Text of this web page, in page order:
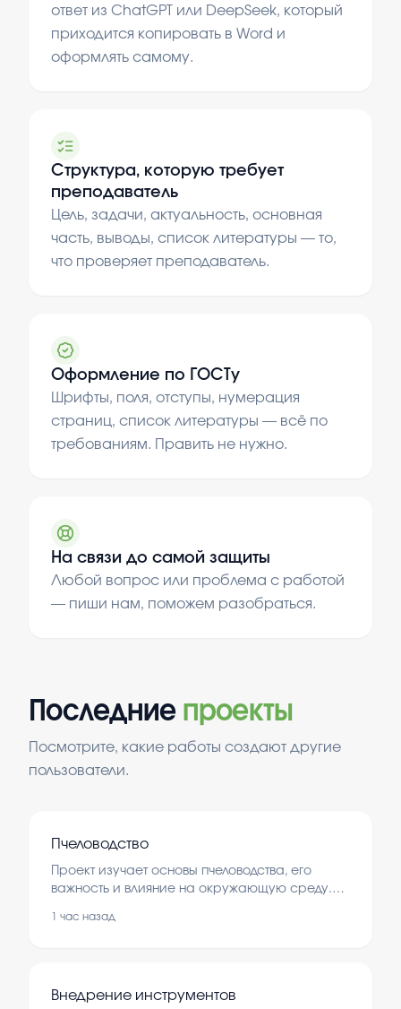
ответ из ChatGPT или DeepSeek, который
приходится копировать в Word и
оформлять самому.
Структура, которую требует
преподаватель
Цель, задачи, актуальность, основная
часть, выводы, список литературы — то,
что проверяет преподаватель.
Оформление по ГОСТу
Шрифты, поля, отступы, нумерация
страниц, список литературы — всё по
требованиям. Править не нужно.
На связи до самой защиты
Любой вопрос или проблема с работой
— пиши нам, поможем разобраться.
Последние проекты
Посмотрите, какие работы создают другие
пользователи.
Пчеловодство
Проект изучает основы пчеловодства, его
важность и влияние на окружающую среду.
их роль в производстве меда.
1 час назад
Внедрение инструментов